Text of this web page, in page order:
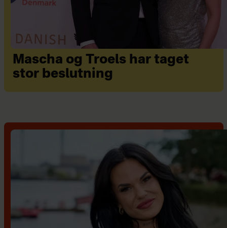
Mascha og Troels har taget
stor beslutning